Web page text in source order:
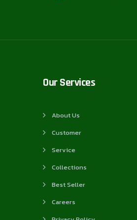
Our Services
About Us
Customer
Service
Collections
Best Seller
Careers